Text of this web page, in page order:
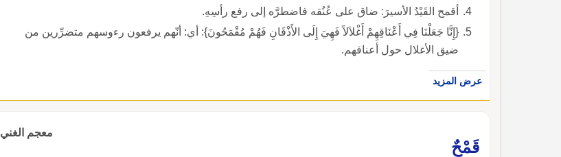
أقمح القَيْدُ الأسيرَ: ضاق على عُنُقه فاضطرَّه إلى رفع رأسِهِ.
{إِنَّا جَعَلْنَا فِي أَعْنَاقِهِمْ أَغْلاَلاً فَهِيَ إِلَى الأَذْقَانِ فَهُمْ مُقْمَحُونَ}: أي: أنّهم يرفعون رءوسهم متضرِّرين من
ضيق الأغلال حول أعناقهم.
عرض المزيد
معجم الغني
قَمْحٌ